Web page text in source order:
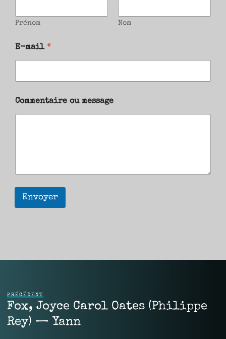
Prénom Nom
E-mail *
Commentaire ou message
Envoyer
PRÉCÉDENT
Fox, Joyce Carol Oates (Philippe
Rey) — Yann